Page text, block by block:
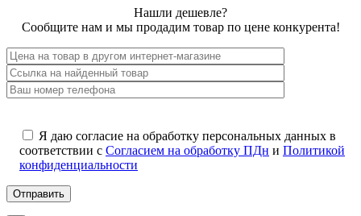
Нашли дешевле?
Сообщите нам и мы продадим товар по цене конкурента!
Я даю согласие на обработку персональных данных в
соответствии с Согласием на обработку ПДн и Политикой
конфиденциальности